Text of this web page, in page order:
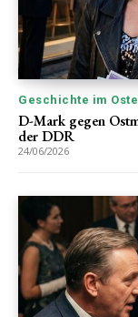
Geschichte im
D-Mark gegen
der DDR
24/06/2026